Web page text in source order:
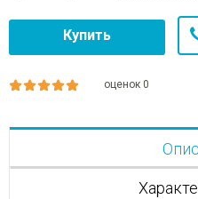
Купить
оценок 0